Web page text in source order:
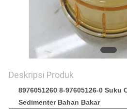
Deskripsi Produk
8976051260 8-97605126-0 Suku
Sedimenter Bahan Bakar